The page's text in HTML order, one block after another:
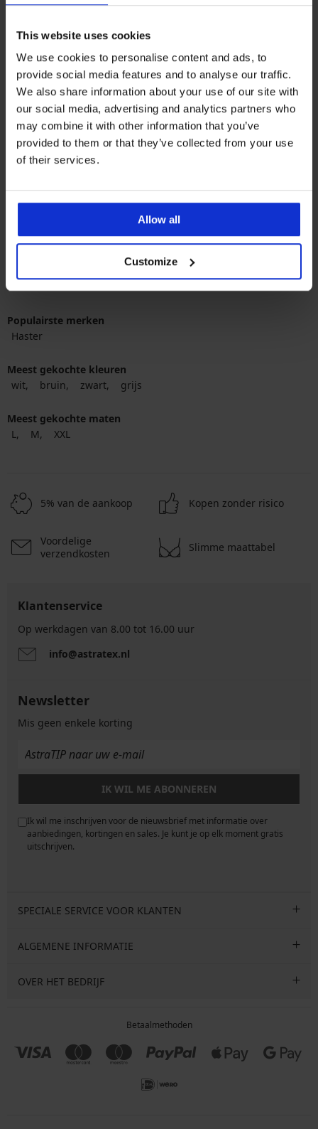
This website uses cookies
We use cookies to personalise content and ads, to
provide social media features and to analyse our traffic.
We also share information about your use of our site with
our social media, advertising and analytics partners who
may combine it with other information that you’ve
provided to them or that they’ve collected from your use
of their services.
Allow all
Customize
-25 % ALL25
4,7
Naadloze vormgevend shirt
SilverPro
48,74 €codeALL25
Populairste merken
Haster
Meest gekochte kleuren
wit
bruin zwart grijs
Meest gekochte maten
L
M XXL
5% van de aankoop Kopen zonder risico
Voordelige
verzendkosten
Slimme maattabel
Klantenservice
Op werkdagen van 8.00 tot 16.00 uur
info@astratex.nl
Newsletter
Mis geen enkele korting
IK WIL ME ABONNEREN
Ik wil me inschrijven voor de nieuwsbrief met informatie over
aanbiedingen, kortingen en sales. Je kunt je op elk moment gratis
uitschrijven.
SPECIALE SERVICE VOOR KLANTEN
ALGEMENE INFORMATIE
OVER HET BEDRIJF
Betaalmethoden